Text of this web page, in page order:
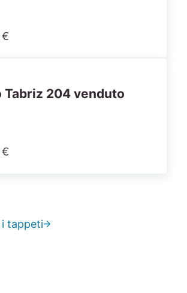
Tabriz 204 venduto
tappeti